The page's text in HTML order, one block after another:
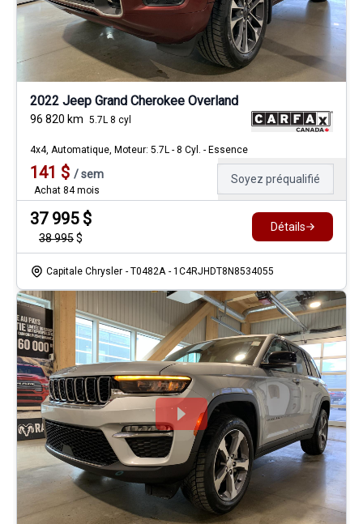
2022 Jeep Grand Cherokee Overland
96 820 km 5.7L 8 cyl
4x4, Automatique, Moteur: 5.7L - 8 Cyl. - Essence
141 $ /sem
Achat 84 mois
Soyez préqualifié
37 995$
38 995$
Détails
Capitale Chrysler - T0482A - 1C4RJHDT8N8534055